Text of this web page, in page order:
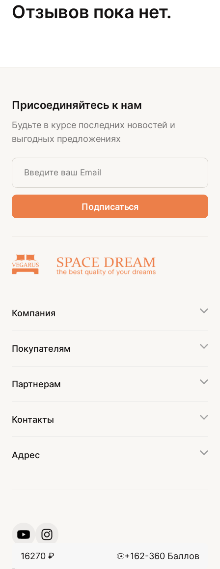
16270 ₽ +162-360 Баллов
Отзывов пока нет.
Присоединяйтесь к нам
Будьте в курсе последних новостей и
выгодных предложениях
Компания
Покупателям
Партнерам
Контакты
Адрес
© 2024 ООО «Производственно-коммерческое